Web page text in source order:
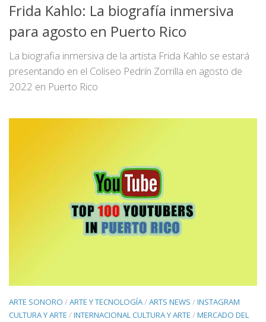
Frida Kahlo: La biografía inmersiva
para agosto en Puerto Rico
La biografia inmersiva de la artista Frida Kahlo se estará
presentando en el Coliseo Pedrín Zorrilla en agosto de
2022 en Puerto Rico
ARTE SONORO /ARTE Y TECNOLOGÍA /ARTS NEWS /INSTAGRAM
CULTURA Y ARTE /INTERNACIONAL CULTURA Y ARTE /MERCADO DEL